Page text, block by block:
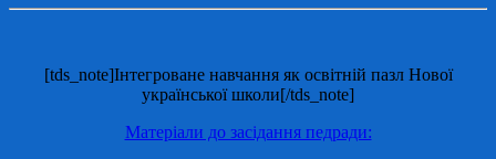
[tds_note]Інтегроване навчання як освітній пазл Нової
української школи[/tds_note]
Матеріали до засідання педради: